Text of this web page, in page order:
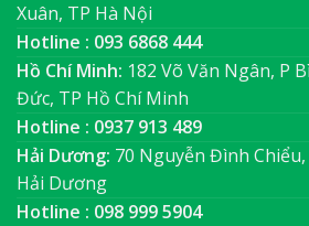
Xuân, TP Hà Nội
Hotline : 093 6868 444
Hồ Chí Minh: 182 Võ Văn Ngân, P
Đức, TP Hồ Chí Minh
Hotline : 0937 913 489
Hải Dương: 70 Nguyễn Đình Chiểu,
Hải Dương
Hotline : 098 999 5904